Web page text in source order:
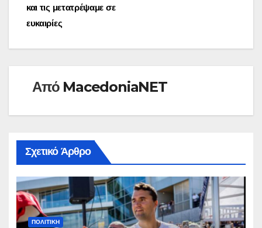
και τις μετατρέψαμε σε
ευκαιρίες
Από MacedoniaNET
Σχετικό Άρθρο
ΠΟΛΙΤΙΚΉ